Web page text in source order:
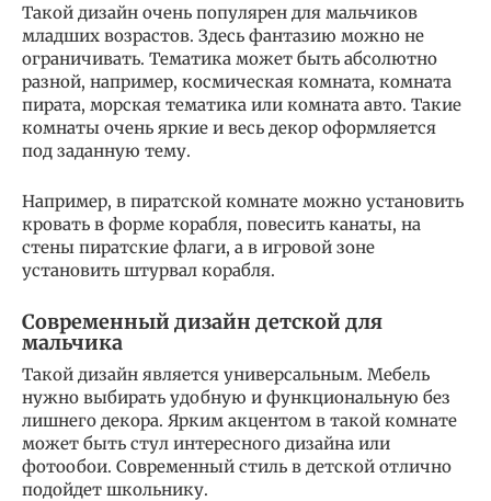
Такой дизайн очень популярен для мальчиков
младших возрастов. Здесь фантазию можно не
ограничивать. Тематика может быть абсолютно
разной, например, космическая комната, комната
пирата, морская тематика или комната авто. Такие
комнаты очень яркие и весь декор оформляется
под заданную тему.
Например, в пиратской комнате можно установить
кровать в форме корабля, повесить канаты, на
стены пиратские флаги, а в игровой зоне
установить штурвал корабля.
Современный дизайн детской для
мальчика
Такой дизайн является универсальным. Мебель
нужно выбирать удобную и функциональную без
лишнего декора. Ярким акцентом в такой комнате
может быть стул интересного дизайна или
фотообои. Современный стиль в детской отлично
подойдет школьнику.